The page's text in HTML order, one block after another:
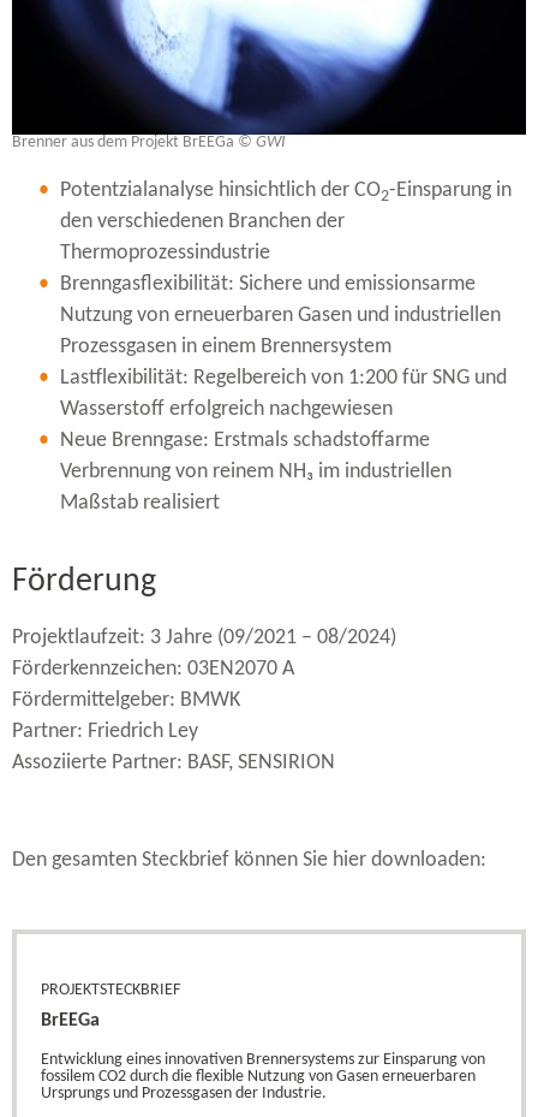
Brenner aus dem Projekt BrEEGa © GWI
Potentzialanalyse hinsichtlich der CO2-​Einsparung in
den verschiedenen Branchen der
Thermoprozessindustrie
Brenngasflexibilität: Sichere und emissionsarme
Nutzung von erneuerbaren Gasen und industriellen
Prozessgasen in einem Brennersystem
Lastflexibilität: Regelbereich von 1:200 für SNG und
Wasserstoff erfolgreich nachgewiesen
Neue Brenngase: Erstmals schadstoffarme
Verbrennung von reinem NH₃ im industriellen
Maßstab realisiert
Förderung
Projektlaufzeit: 3 Jahre (09/2021 – 08/2024)
Förderkennzeichen: 03EN2070 A
Fördermittelgeber: BMWK
Partner: Friedrich Ley
Assoziierte Partner: BASF, SENSIRION
Den gesamten Steckbrief können Sie hier downloaden:
PROJEKTSTECKBRIEF
BrEEGa
Entwicklung eines innovativen Brennersystems zur Einsparung von
fossilem CO2 durch die flexible Nutzung von Gasen erneuerbaren
Ursprungs und Prozessgasen der Industrie.